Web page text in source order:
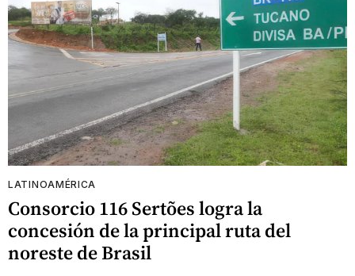
LATINOAMÉRICA
Consorcio 116 Sertões logra la
concesión de la principal ruta del
noreste de Brasil